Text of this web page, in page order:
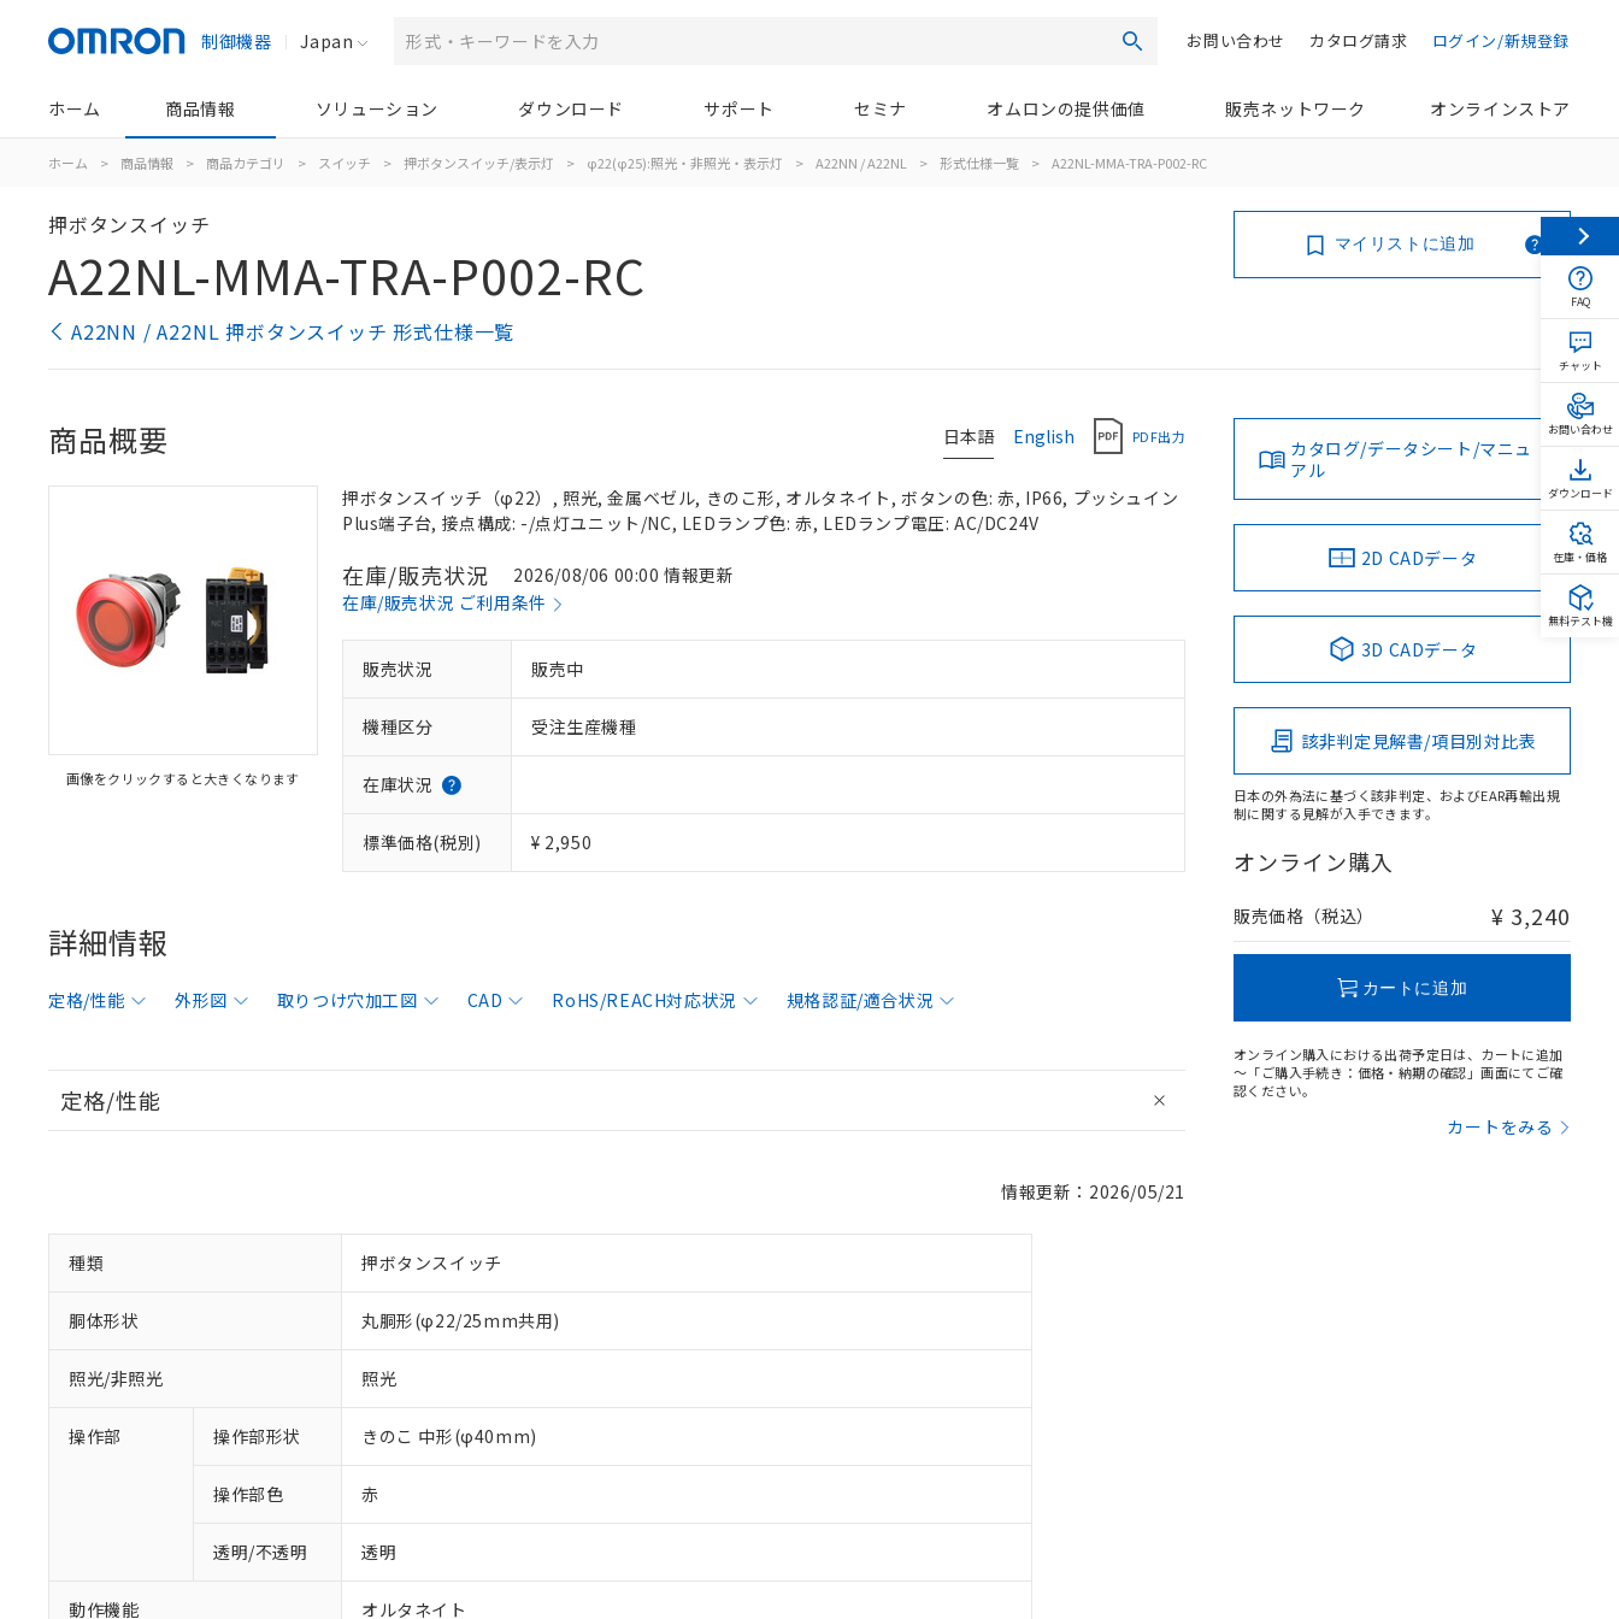
制御機器 Japan 検索 ログイン/新規登録
カタログ請求
お問い合わせ
ホーム 商品情報 ソリューション ダウンロード サポート セミナ オムロンの提供価値 販売ネットワーク オンラインストア
ホーム > 商品情報 > 商品カテゴリ > スイッチ > 押ボタンスイッチ/表示灯 > φ22(φ25):照光・非照光・表示灯 > A22NN / A22NL > 形式仕様一覧 > A22NL-MMA-TRA-P002-RC
押ボタンスイッチ
A22NL-MMA-TRA-P002-RC
A22NN / A22NL 押ボタンスイッチ 形式仕様一覧
マイリストに追加
日本語 English PDF出力
商品概要
画像をクリックすると大きくなります
押ボタンスイッチ（φ22）, 照光, 金属ベゼル, きのこ形, オルタネイト, ボタンの色: 赤, IP66, プッシュイン
Plus端子台, 接点構成: -/点灯ユニット/NC, LEDランプ色: 赤, LEDランプ電圧: AC/DC24V
在庫/販売状況
2026/08/06 00:00 情報更新
在庫/販売状況 ご利用条件
販売状況 販売中
機種区分 受注生産機種
在庫状況
標準価格(税別) ¥ 2,950
詳細情報
定格/性能 外形図 取りつけ穴加工図 CAD RoHS/REACH対応状況 規格認証/適合状況
定格/性能
情報更新：2026/05/21
種類 押ボタンスイッチ
胴体形状 丸胴形(φ22/25mm共用)
照光/非照光 照光
操作部 操作部形状 きのこ 中形(φ40mm)
操作部色 赤
透明/不透明 透明
動作機能 オルタネイト
カタログ/データシート/マニュ
アル
2D CADデータ
3D CADデータ
該非判定見解書/項目別対比表
日本の外為法に基づく該非判定、およびEAR再輸出規
制に関する見解が入手できます。
オンライン購入
販売価格（税込） ¥ 3,240
カートに追加
オンライン購入における出荷予定日は、カートに追加
～「ご購入手続き：価格・納期の確認」画面にてご確
認ください。
カートをみる
FAQ
チャット
お問い合わせ
ダウンロード
在庫・価格
無料テスト機